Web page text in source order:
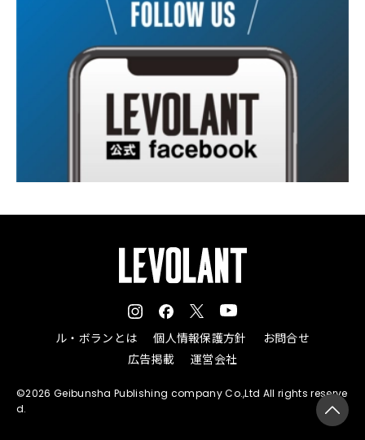
ル・ボランとは 個人情報保護方針
お問合せ
広告掲載
運営会社
©2026 Geibunsha Publishing company Co.,Ltd All rights reserve
d.